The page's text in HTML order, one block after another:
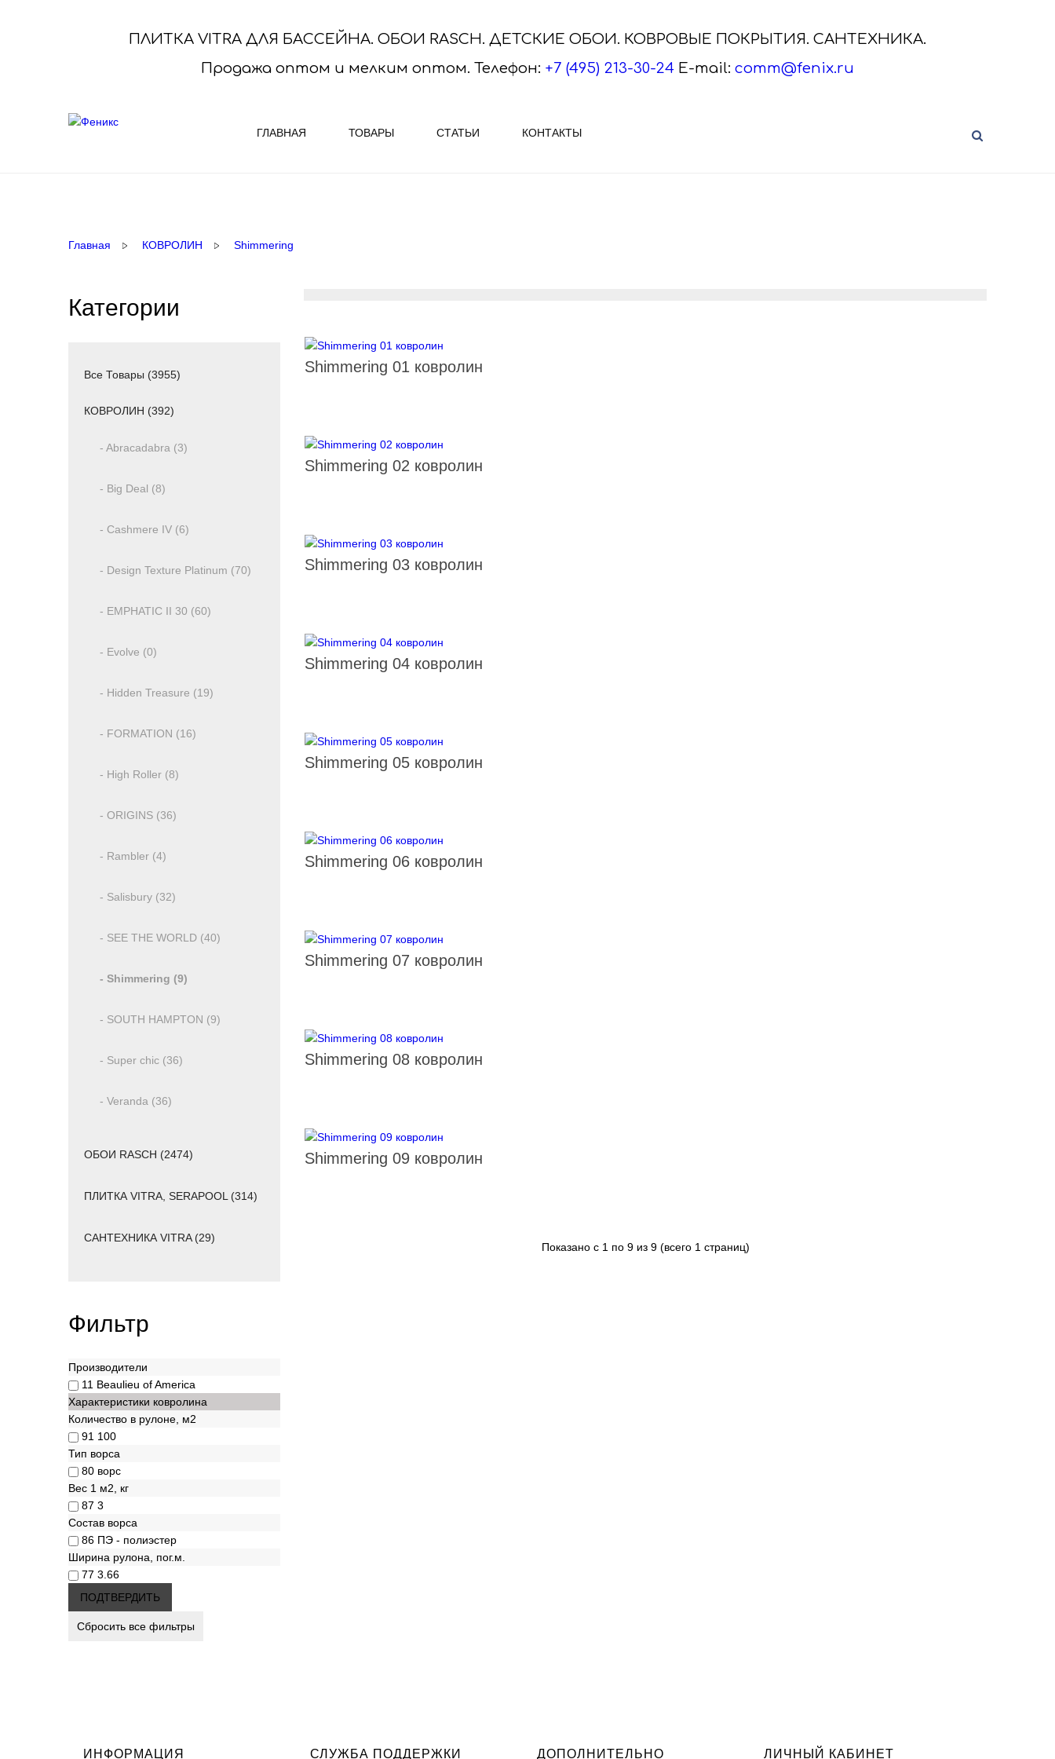
ПЛИТКА VITRA ДЛЯ БАССЕЙНА. ОБОИ RASCH. ДЕТСКИЕ ОБОИ. КОВРОВЫЕ ПОКРЫТИЯ. САНТЕХНИКА.
Продажа оптом и мелким оптом. Телефон: +7 (495) 213-30-24 E-mail: comm@fenix.ru
ГЛАВНАЯ ТОВАРЫ
купите его у нас со склада или под заказ
СТАТЬИ КОНТАКТЫ
Главная КОВРОЛИН Shimmering
Категории
Все Товары (3955)
КОВРОЛИН (392)
- Abracadabra (3)
- Big Deal (8)
- Cashmere IV (6)
- Design Texture Platinum (70)
- EMPHATIC II 30 (60)
- Evolve (0)
- Hidden Treasure (19)
- FORMATION (16)
- High Roller (8)
- ORIGINS (36)
- Rambler (4)
- Salisbury (32)
- SEE THE WORLD (40)
- Shimmering (9)
- SOUTH HAMPTON (9)
- Super chic (36)
- Veranda (36)
ОБОИ RASCH (2474)
ПЛИТКА VITRA, SERAPOOL (314)
САНТЕХНИКА VITRA (29)
Фильтр
Производители
11 Beaulieu of America
Характеристики ковролина
Количество в рулоне, м2
91 100
Тип ворса
80 ворс
Вес 1 м2, кг
87 3
Состав ворса
86 ПЭ - полиэстер
Ширина рулона, пог.м.
77 3.66
Shimmering 01 ковролин
Shimmering 02 ковролин
Shimmering 03 ковролин
Shimmering 04 ковролин
Shimmering 05 ковролин
Shimmering 06 ковролин
Shimmering 07 ковролин
Shimmering 08 ковролин
Shimmering 09 ковролин
Показано с 1 по 9 из 9 (всего 1 страниц)
ИНФОРМАЦИЯ СЛУЖБА ПОДДЕРЖКИ ДОПОЛНИТЕЛЬНО ЛИЧНЫЙ КАБИНЕТ